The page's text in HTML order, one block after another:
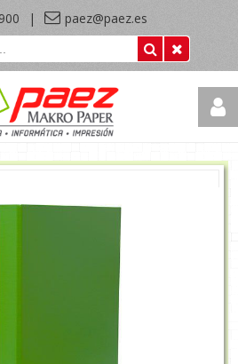
| paez@paez.es